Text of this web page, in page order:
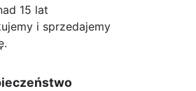
15 lat
i sprzedajemy